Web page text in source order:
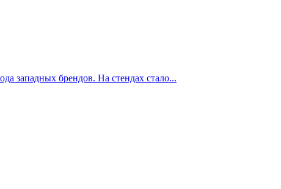
западных брендов. На стендах стало...